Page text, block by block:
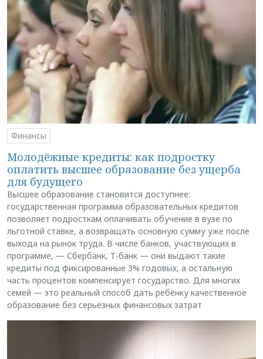
Финансы
Молодёжные кредиты: как подростку
оплатить высшее образование без ущерба
для будущего
Высшее образование становится доступнее:
государственная программа образовательных кредитов
позволяет подросткам оплачивать обучение в вузе по
льготной ставке, а возвращать основную сумму уже после
выхода на рынок труда. В числе банков, участвующих в
программе, — Сбербанк, Т-банк — они выдают такие
кредиты под фиксированные 3% годовых, а остальную
часть процентов компенсирует государство. Для многих
семей — это реальный способ дать ребёнку качественное
образование без серьёзных финансовых затрат